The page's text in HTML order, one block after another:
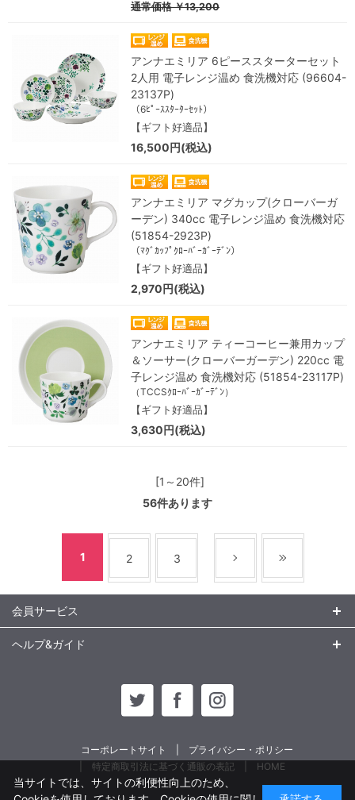
通常価格￥13,200
アンナエミリア 6ピーススターターセット
2人用 電子レンジ温め 食洗機対応 (96604-
23137P)
（6ﾋﾟｰｽｽﾀｰﾀｰｾｯﾄ）
【ギフト好適品】
16,500円(税込)
アンナエミリア マグカップ(クローバーガ
ーデン) 340cc 電子レンジ温め 食洗機対応
(51854-2923P)
（ﾏｸﾞｶｯﾌﾟｸﾛｰﾊﾞｰｶﾞｰﾃﾞﾝ）
【ギフト好適品】
2,970円(税込)
アンナエミリア ティーコーヒー兼用カップ
＆ソーサー(クローバーガーデン) 220cc 電
子レンジ温め 食洗機対応 (51854-23117P)
（TCCSｸﾛｰﾊﾞｰｶﾞｰﾃﾞﾝ）
【ギフト好適品】
3,630円(税込)
[1～20件]
56件あります
1 2 3
会員サービス
ヘルプ&ガイド
コーポレートサイト
プライバシー・ポリシー
特定商取引法に基づく通販の表記
HOME
当サイトでは、サイトの利便性向上のため、